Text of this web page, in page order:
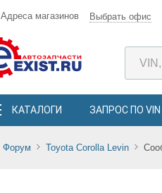
Адреса магазинов Выбрать офис
КАТАЛОГИ ЗАПРОС ПО VIN
Форум Toyota Corolla Levin